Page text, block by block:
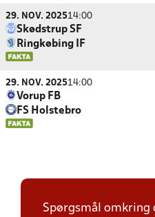
29. NOV. 202514:00
Skødstrup SF
Ringkøbing IF
29. NOV. 202514:00
Vorup FB
FS Holstebro
Spørgsmål omkring